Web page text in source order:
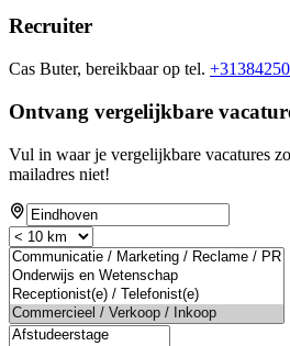
Recruiter
Cas Buter, bereikbaar op tel.
Ontvang vergelijkbare
Vul in waar je vergelijkbare vacatures
mailadres niet!